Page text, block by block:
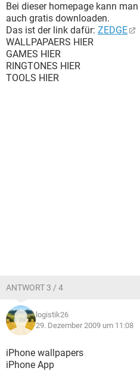
Bei dieser homepage kann
auch gratis downloaden.
Das ist der link dafür: ZEDGE
WALLPAPAERS HIER
GAMES HIER
RINGTONES HIER
TOOLS HIER
ANTWORT 3 / 4
logistik26
29. Dezember 2009 um 11:08
iPhone wallpapers
iPhone App